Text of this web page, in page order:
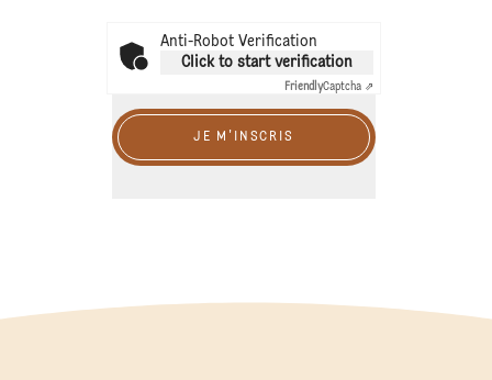
Anti-Robot Verification
Click to start verification
FriendlyCaptcha ⇗
JE M'INSCRIS